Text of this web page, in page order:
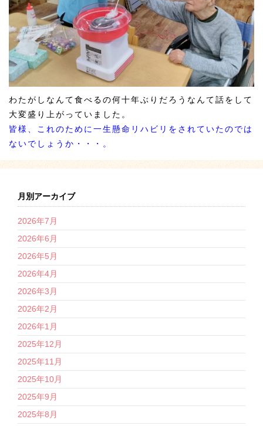
わたがしなんて食べるの何十年ぶりだろうなんて話をして
大変盛り上がっていました。
皆様、これのために一生懸命リハビリをされていたのでは
ないでしょうか・・・。
月別アーカイブ
2026年7月
2026年6月
2026年5月
2026年4月
2026年3月
2026年2月
2026年1月
2025年12月
2025年11月
2025年10月
2025年9月
2025年8月